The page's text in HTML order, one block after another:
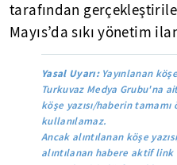
tarafından
Mayıs’da sıkı yönetim
Yasal Uyarı:Yayınlanan
Turkuvaz Medya Grubu'na
köşe yazısı/haberin
kullanılamaz.
Ancak alıntılanan köşe
alıntılanan habere aktif